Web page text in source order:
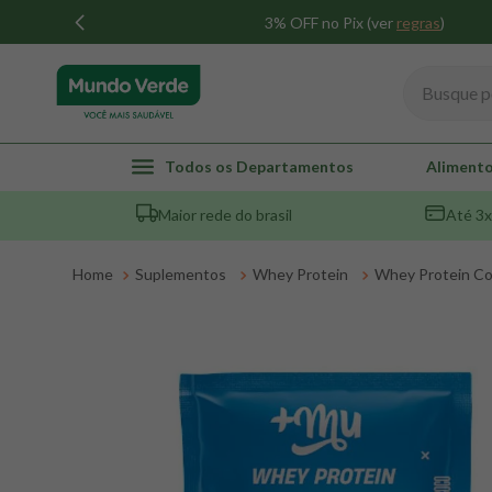
3% OFF no Pix (ver regras)
Todos os Departamentos
Maior rede do brasil Até
Suplementos Whey Protein Whey Protein
TERMOS MAIS BUSCADOS
1º whey
2º creatina
colageno
maca peruana
8 snack proteico mundo verde
psyllium